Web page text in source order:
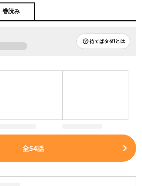
巻読み
待てばタダ!とは
全54話